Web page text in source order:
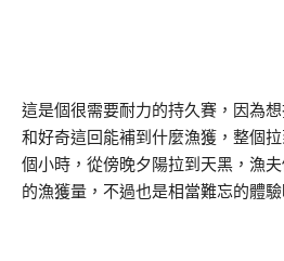
這是個很需要耐力的持久賽，因為
和好奇這回能補到什麼漁獲，整個
個小時，從傍晚夕陽拉到天黑，漁
的漁獲量，不過也是相當難忘的體驗